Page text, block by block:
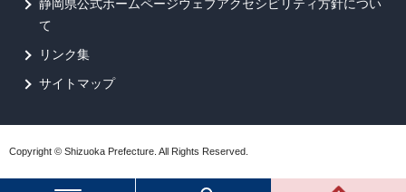
静岡県公式ホームページウェブアクセシビリティ方針につい
て
リンク集
サイトマップ
Copyright © Shizuoka Prefecture. All Rights Reserved.